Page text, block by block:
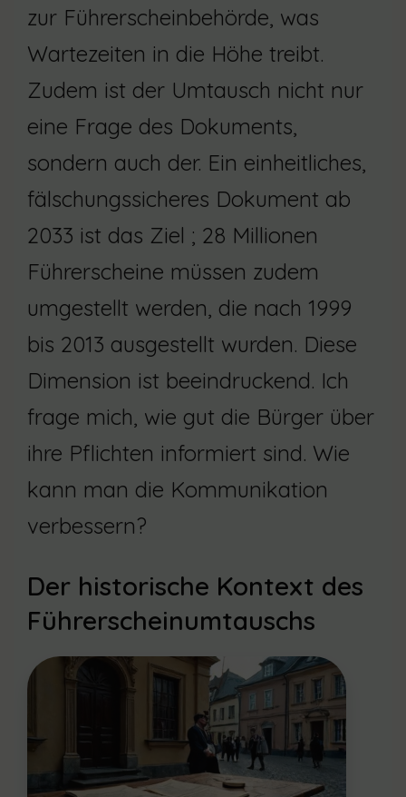
zur Führerscheinbehörde, was
Wartezeiten in die Höhe treibt.
Zudem ist der Umtausch nicht nur
eine Frage des Dokuments,
sondern auch der. Ein einheitliches,
fälschungssicheres Dokument ab
2033 ist das Ziel ; 28 Millionen
Führerscheine müssen zudem
umgestellt werden, die nach 1999
bis 2013 ausgestellt wurden. Diese
Dimension ist beeindruckend. Ich
frage mich, wie gut die Bürger über
ihre Pflichten informiert sind. Wie
kann man die Kommunikation
verbessern?
Der historische Kontext des
Führerscheinumtauschs